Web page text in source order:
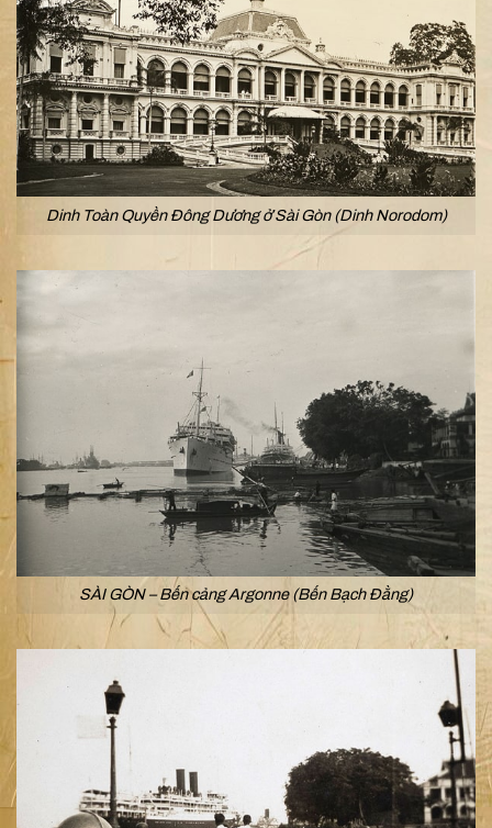
Dinh Toàn Quyền Đông Dương ở Sài Gòn (Dinh Norodom)
SÀI GÒN – Bến cảng Argonne (Bến Bạch Đằng)